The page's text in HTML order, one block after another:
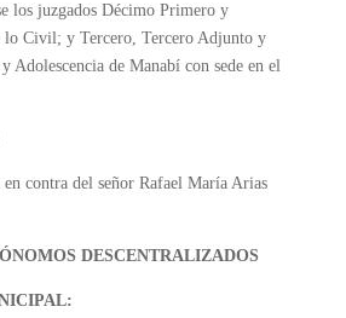
los juzgados Décimo Primero y
lo Civil; y Tercero, Tercero Adjunto y
Adolescencia de Manabí con sede en el
contra del señor Rafael María Arias
DESCENTRALIZADOS